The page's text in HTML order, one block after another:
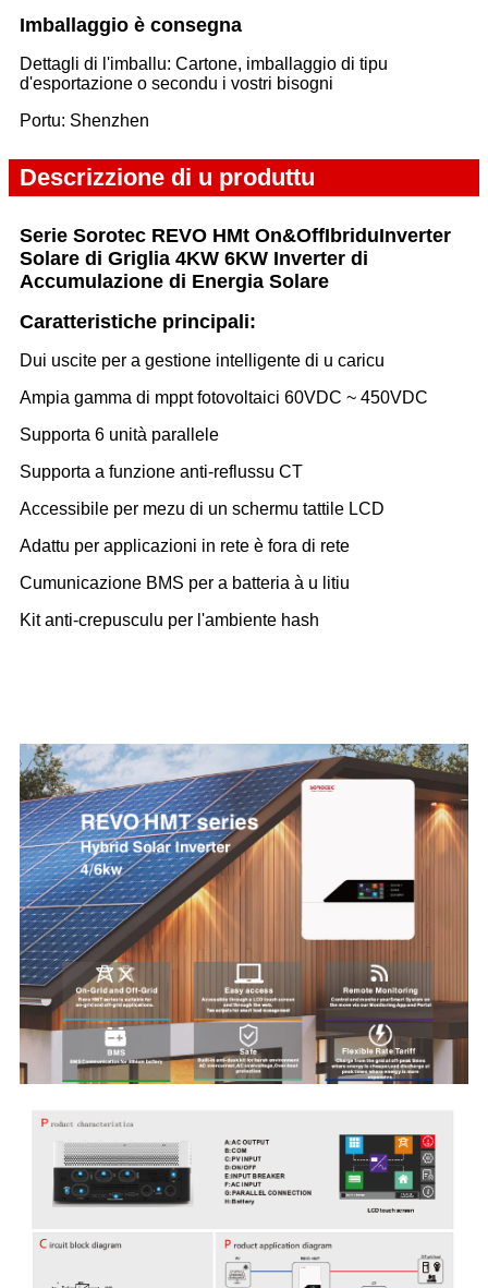
Imballaggio è consegna
Dettagli di l'imballu: Cartone, imballaggio di tipu
d'esportazione o secondu i vostri bisogni
Portu: Shenzhen
Descrizzione di u produttu
Serie Sorotec REVO HMt On&OffIbriduInverter
Solare di Griglia 4KW 6KW Inverter di
Accumulazione di Energia Solare
Caratteristiche principali:
Dui uscite per a gestione intelligente di u caricu
Ampia gamma di mppt fotovoltaici 60VDC ~ 450VDC
Supporta 6 unità parallele
Supporta a funzione anti-reflussu CT
Accessibile per mezu di un schermu tattile LCD
Adattu per applicazioni in rete è fora di rete
Cumunicazione BMS per a batteria à u litiu
Kit anti-crepusculu per l'ambiente hash